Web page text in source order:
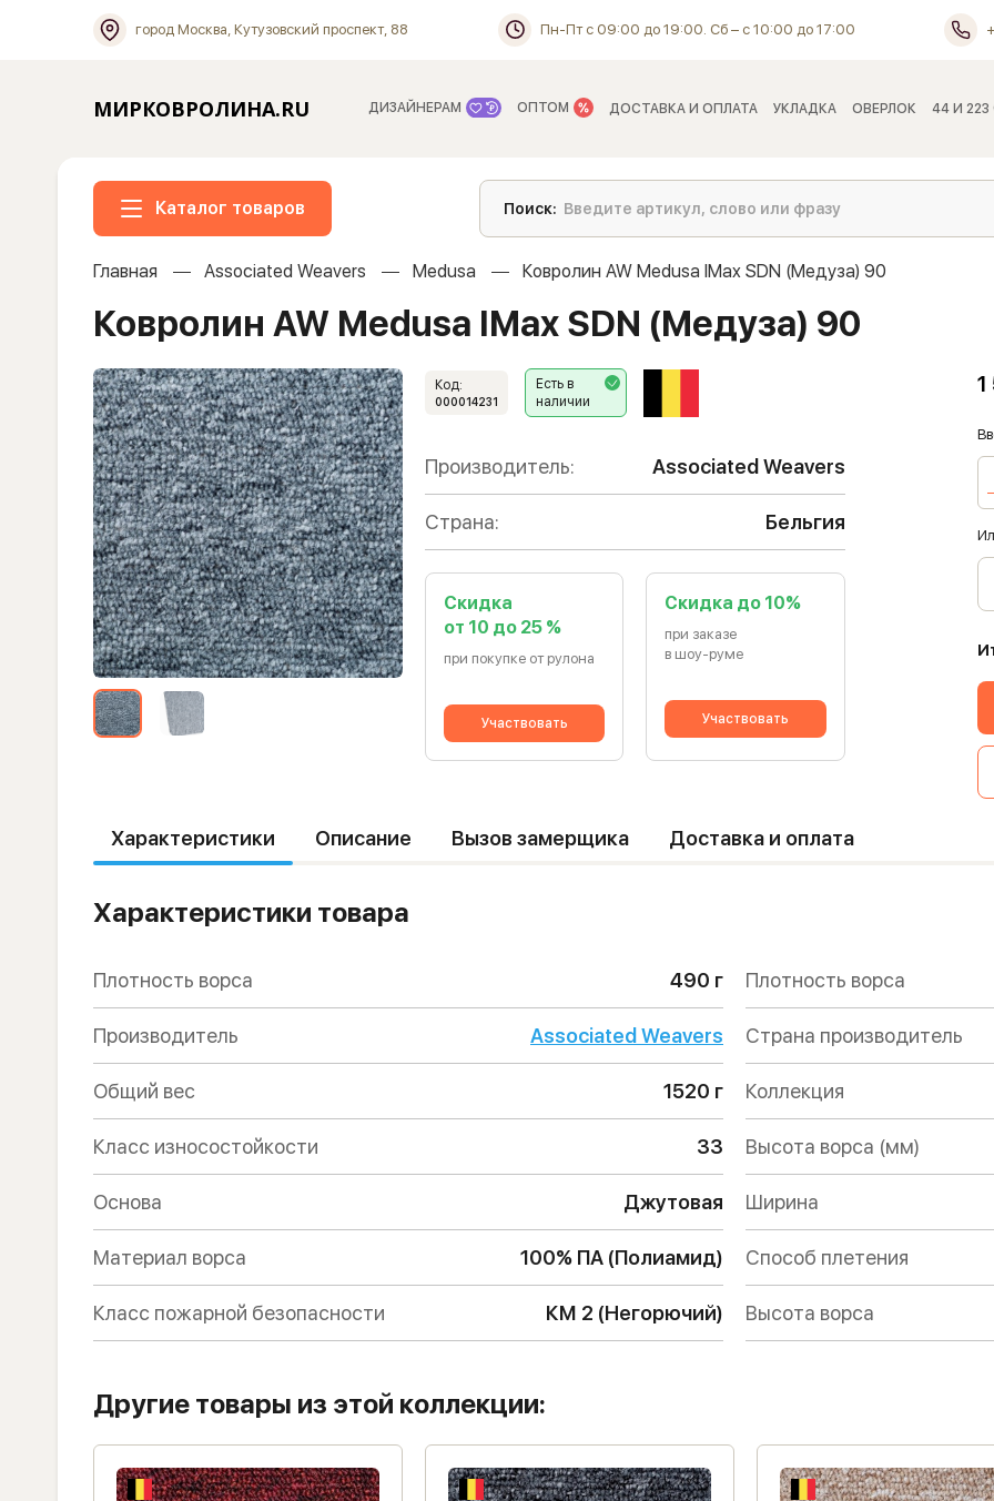
город Москва, Кутузовский проспект, 88 Пн-Пт с 09:00 до 19:00. Сб – с 10:00 до 17:00
МИРКОВРОЛИНА.RU ДИЗАЙНЕРАМ ОПТОМ ДОСТАВКА И ОПЛАТА УКЛАДКА ОВЕРЛОК 44 И 223
Каталог товаров
Главная Associated Weavers Medusa Ковролин AW Medusa IMax SDN (Медуза) 90
Ковролин AW Medusa IMax SDN (Медуза) 90
Код:
000014231
Есть в
наличии
Производитель: Associated Weavers
Страна: Бельгия
Скидка
от 10 до 25 %
при покупке от рулона
Участвовать
Cкидка до 10%
при заказе
в шоу-руме
Участвовать
Характеристики Описание Вызов замерщика Доставка и оплата
Характеристики товара
Плотность ворса 490 г Плотность ворса
Производитель Associated Weavers Страна производитель
Общий вес 1520 г Коллекция
Класс износостойкости 33 Высота ворса (мм)
Основа Джутовая Ширина
Материал ворса 100% ПА (Полиамид) Способ плетения
Класс пожарной безопасности КМ 2 (Негорючий) Высота ворса
Другие товары из этой коллекции: